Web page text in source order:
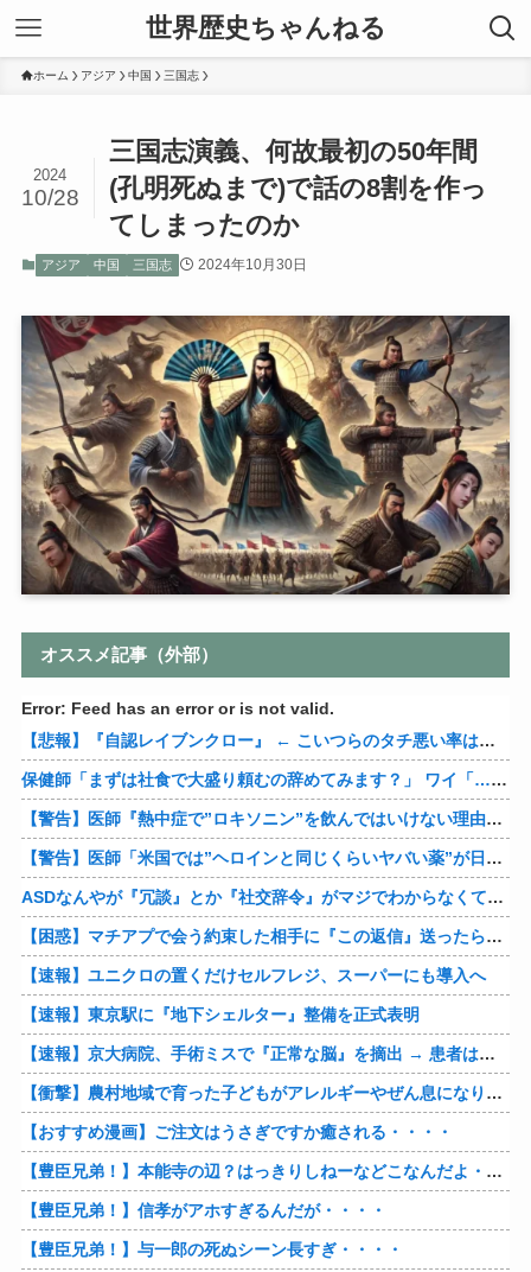
世界歴史ちゃんねる
ホーム アジア 中国 三国志
三国志演義、何故最初の50年間
(孔明死ぬまで)で話の8割を作っ
てしまったのか
2024
10/28
アジア 中国 三国志 2024年10月30日
オススメ記事（外部）
Error: Feed has an error or is not valid.
【悲報】『自認レイブンクロー』 ← こいつらのタチ悪い率は異常
保健師「まずは社食で大盛り頼むの辞めてみます？」 ワイ「…食っちゃいけないものを売ってるのか？」
【警告】医師『熱中症で”ロキソニン”を飲んではいけない理由がこれ』
【警告】医師「米国では”ヘロインと同じくらいヤバい薬”が日本では平気で処方されてる」
ASDなんやが『冗談』とか『社交辞令』がマジでわからなくて怖い
【困惑】マチアプで会う約束した相手に『この返信』送ったらブロックされたんやが…
【速報】ユニクロの置くだけセルフレジ、スーパーにも導入へ
【速報】東京駅に『地下シェルター』整備を正式表明
【速報】京大病院、手術ミスで『正常な脳』を摘出 → 患者は自発呼吸不可能な植物状態に
【衝撃】農村地域で育った子どもがアレルギーやぜん息になりにくい『農場効果』を引き起こす細菌が判明
【おすすめ漫画】ご注文はうさぎですか癒される・・・・
【豊臣兄弟！】本能寺の辺？はっきりしねーなどこなんだよ・・・・
【豊臣兄弟！】信孝がアホすぎるんだが・・・・
【豊臣兄弟！】与一郎の死ぬシーン長すぎ・・・・